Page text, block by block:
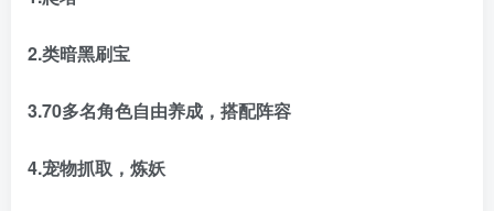
2.类暗黑刷宝
3.70多名角色自由养成，搭配阵容
4.宠物抓取，炼妖